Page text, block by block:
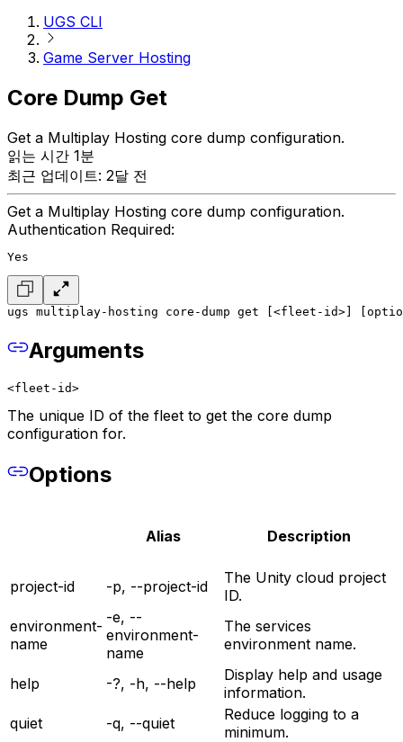
UGS CLI
Game Server Hosting
Core Dump Get
Get a Multiplay Hosting core dump configuration.
읽는 시간 1분
최근 업데이트: 2달 전
Get a Multiplay Hosting core dump configuration.
Authentication Required:
Yes
ugs multiplay-hosting core-dump get [<fleet-id>]
Arguments
<fleet-id>
The unique ID of the fleet to get the core dump
configuration for.
Options
Alias Description
project-id -p, --project-id
The Unity cloud project
ID.
environment-
name
-e, --
environment-
name
The services
environment name.
help -?, -h, --help
Display help and usage
information.
quiet
-q, --quiet
Reduce logging to a
minimum.